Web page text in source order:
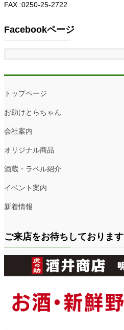
FAX :0250-25-2722
Facebookページ
トップページ
お助けとらちゃん
会社案内
オリジナル商品
酒蔵・ラベル紹介
イベント案内
新着情報
ご来店をお待ちしております